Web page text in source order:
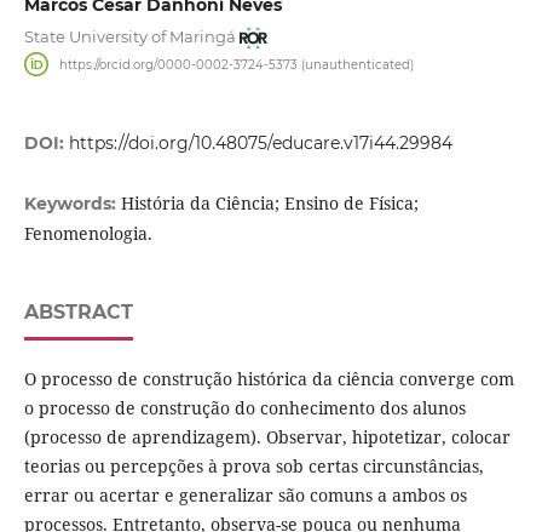
Marcos Cesar Danhoni Neves
State University of Maringá
https://orcid.org/0000-0002-3724-5373 (unauthenticated)
DOI: https://doi.org/10.48075/educare.v17i44.29984
Keywords: História da Ciência; Ensino de Física;
Fenomenologia.
ABSTRACT
O processo de construção histórica da ciência converge com
o processo de construção do conhecimento dos alunos
(processo de aprendizagem). Observar, hipotetizar, colocar
teorias ou percepções à prova sob certas circunstâncias,
errar ou acertar e generalizar são comuns a ambos os
processos. Entretanto, observa-se pouca ou nenhuma